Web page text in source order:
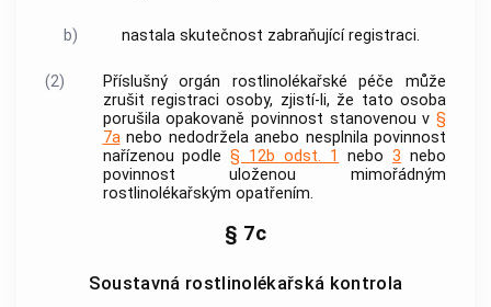
b) nastala skutečnost zabraňující registraci.
(2)
Příslušný orgán rostlinolékařské péče může
zrušit registraci osoby, zjistí-li, že tato osoba
porušila opakovaně povinnost stanovenou v §
7anebo nedodržela anebo nesplnila povinnost
nařízenou podle§ 12b odst. 1 nebo3 nebo
povinnost uloženou mimořádným
rostlinolékařským opatřením.
§ 7c
Soustavná rostlinolékařská kontrola